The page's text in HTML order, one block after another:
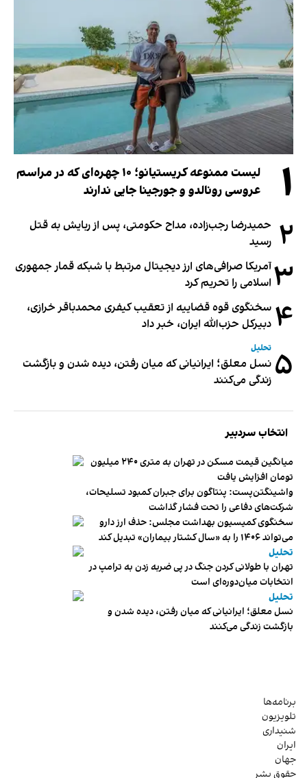
۱
لیست ممنوعه کریستیانو؛ ۱۰ چهره‌ای که در مراسم
عروسی رونالدو و جورجینا جایی ندارند
۲ حمیدرضا رجب‌زاده، مداح حکومتی، پس از ربایش به قتل
رسید
۳آمریکا صرافی‌های ارز دیجیتال مرتبط با شبکه قمار جمهوری
اسلامی را تحریم کرد
۴ سخنگوی قوه قضاییه از تعقیب کیفری محمدباقر خرازی،
دبیر‌کل حزب‌الله ایران، خبر داد
۵ تحلیل
نسل معلق؛ ایرانیانی که میان رفتن، دیده شدن و بازگشت
زندگی می‌کنند
انتخاب سردبیر
میانگین قیمت مسکن در تهران به متری ۲۴۰ میلیون
تومان افزایش یافت
واشینگتن‌پست: پنتاگون برای جبران کمبود تسلیحات،
شرکت‌های دفاعی را تحت فشار گذاشت
سخنگوی کمیسیون بهداشت مجلس: حذف ارز دارو
می‌تواند ۱۴۰۶ را به «سال کشتار بیماران» تبدیل کند
تحلیل
تهران با طولانی کردن جنگ در پی ضربه زدن به ترامپ در
انتخابات میان‌دوره‌ای است
تحلیل
نسل معلق؛ ایرانیانی که میان رفتن، دیده شدن و
بازگشت زندگی می‌کنند
برنامه‌ها
تلویزیون
شنیداری
ایران
جهان
حقوق بشر